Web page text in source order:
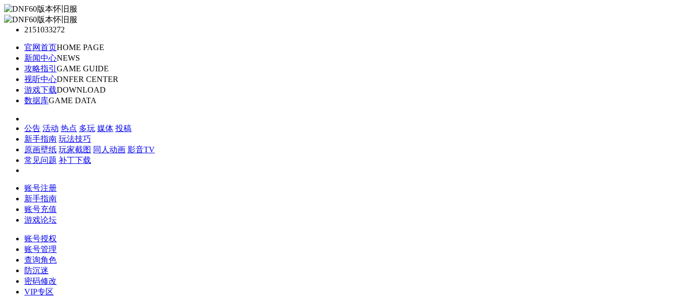
2151033272
新闻中心NEWS
攻略指引GAME GUIDE
视听中心DNFER CENTER
游戏下载DOWNLOAD
数据库GAME DATA
新手指南 玩法技巧
原画壁纸 玩家截图
常见问题 补丁下载
新手指南
账号充值
游戏论坛
账号管理
查询角色
防沉迷
密码修改
VIP专区